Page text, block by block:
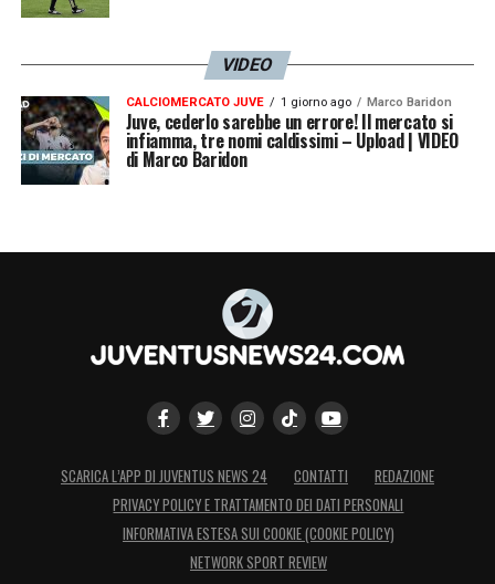
VIDEO
CALCIOMERCATO JUVE 1 giorno ago Marco Baridon
Juve, cederlo sarebbe un errore! Il mercato si
infiamma, tre nomi caldissimi – Upload | VIDEO
di Marco Baridon
SCARICA L’APP DI JUVENTUS NEWS 24 CONTATTI
REDAZIONE
PRIVACY POLICY E TRATTAMENTO DEI DATI PERSONALI
INFORMATIVA ESTESA SUI COOKIE (COOKIE POLICY)
NETWORK SPORT REVIEW